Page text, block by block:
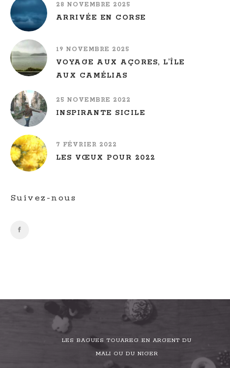
28 NOVEMBRE 2025
ARRIVÉE EN CORSE
19 NOVEMBRE 2025
VOYAGE AUX AÇORES, L’ÎLE
AUX CAMÉLIAS
25 NOVEMBRE 2022
INSPIRANTE SICILE
7 FÉVRIER 2022
LES VŒUX POUR 2022
Suivez-nous
LES BAGUES TOUAREG EN ARGENT DU
MALI OU DU NIGER